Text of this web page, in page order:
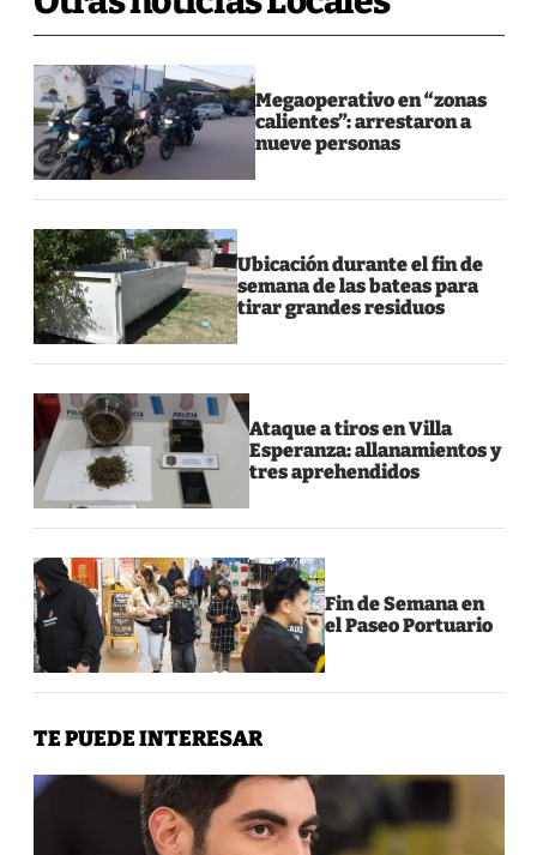
Megaoperativo en “zonas
calientes”: arrestaron a
nueve personas
Ubicación durante el fin de
semana de las bateas para
tirar grandes residuos
Ataque a tiros en Villa
Esperanza: allanamientos y
tres aprehendidos
Fin de Semana en
el Paseo Portuario
TE PUEDE INTERESAR